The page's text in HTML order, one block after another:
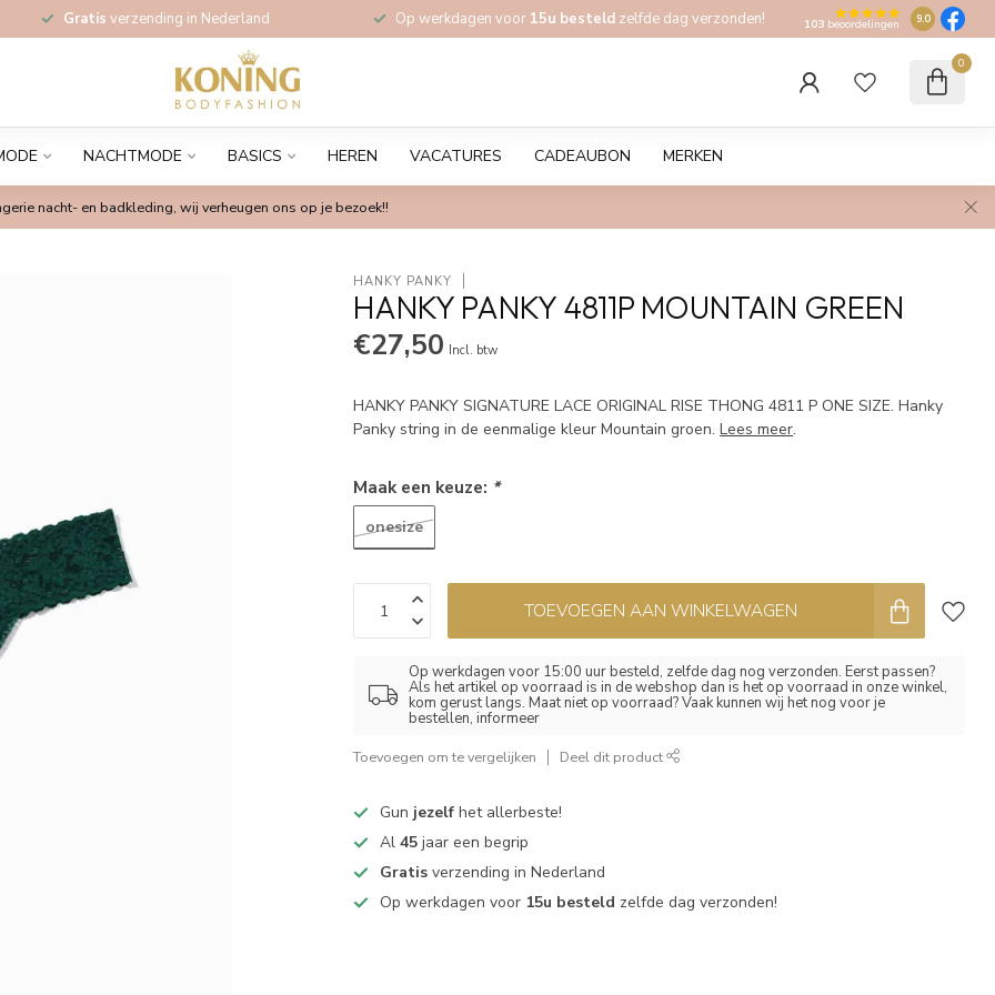
Gratis verzending in Nederland Op werkdagen voor 15u besteld zelfde dag verzonden! 103 beoordelingen 9.0
0
NACHTMODE BASICS HEREN VACATURES CADEAUBON MERKEN
nacht- en badkleding, wij verheugen ons op je bezoek!!
HANKY PANKY
HANKY PANKY 4811P MOUNTAIN GREEN
€27,50 Incl. btw
HANKY PANKY SIGNATURE LACE ORIGINAL RISE THONG 4811 P ONE SIZE. Hanky
Panky string in de eenmalige kleur Mountain groen.Lees meer.
Maak een keuze: *
onesize
TOEVOEGEN AAN WINKELWAGEN
Op werkdagen voor 15:00 uur besteld, zelfde dag nog verzonden. Eerst passen?
Als het artikel op voorraad is in de webshop dan is het op voorraad in onze winkel,
kom gerust langs. Maat niet op voorraad? Vaak kunnen wij het nog voor je
bestellen, informeer
Toevoegen om te vergelijken Deel dit product
Gun jezelf het allerbeste!
Al45 jaar een begrip
Gratis verzending in Nederland
Op werkdagen voor 15u besteld zelfde dag verzonden!